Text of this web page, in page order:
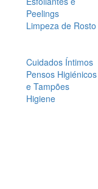
Peelings
Limpeza de Rosto
Cuidados Íntimos
Pensos Higiénicos
e Tampões
Higiene